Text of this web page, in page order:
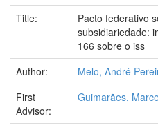
Title:
Pacto federativo
subsidiariedade:
166 sobre o iss
Author:
Melo, André
First
Advisor:
Guimarães,